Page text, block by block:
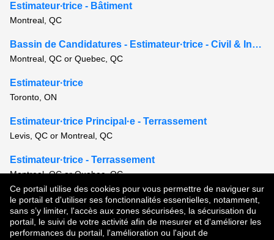
Ce portail utilise des cookies pour vous permettre de naviguer sur
le portail et d'utiliser ses fonctionnalités essentielles, notamment,
sans s’y limiter, l'accès aux zones sécurisées, la sécurisation du
portail, le suivi de votre activité afin de mesurer et d'améliorer les
performances du portail, l'amélioration ou l'ajout de
Estimateur∙trice - Bâtiment
Montreal, QC
Bassin de Candidatures - Estimateur·trice - Civil & Infrastructure
Montreal, QC or Quebec, QC
Estimateur·trice
Toronto, ON
Estimateur·trice Principal·e - Terrassement
Levis, QC or Montreal, QC
Estimateur·trice - Terrassement
Montreal, QC or Quebec, QC
Voir tous les postes semblables